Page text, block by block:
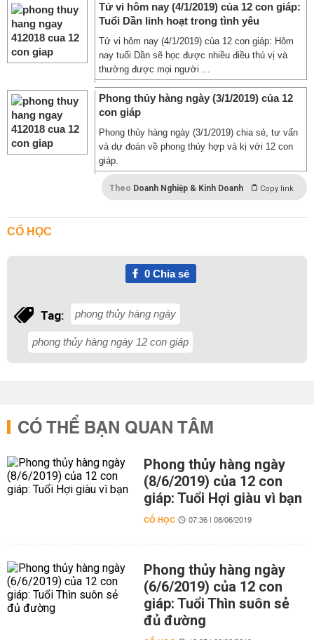
Tử vi hôm nay (4/1/2019) của 12 con giáp:
Tuổi Dần linh hoạt trong tình yêu
Tử vi hôm nay (4/1/2019) của 12 con giáp: Hôm
nay tuổi Dần sẽ học được nhiều điều thú vị và
thường được mọi người ...
Phong thủy hàng ngày (3/1/2019) của 12
con giáp
Phong thủy hàng ngày (3/1/2019) chia sẻ, tư vấn
và dự đoán về phong thủy hợp và kị với 12 con
giáp.
Theo Doanh Nghiệp & Kinh Doanh Copy link
CỔ HỌC
0Chia sẻ
Tag: phong thủy hàng ngày
phong thủy hàng ngày 12 con giáp
CÓ THỂ BẠN QUAN TÂM
Phong thủy hàng ngày
(8/6/2019) của 12 con
giáp: Tuổi Hợi giàu vì bạn
CỔ HỌC 07:36 | 08/06/2019
Phong thủy hàng ngày
(6/6/2019) của 12 con
giáp: Tuổi Thìn suôn sẻ
đủ đường